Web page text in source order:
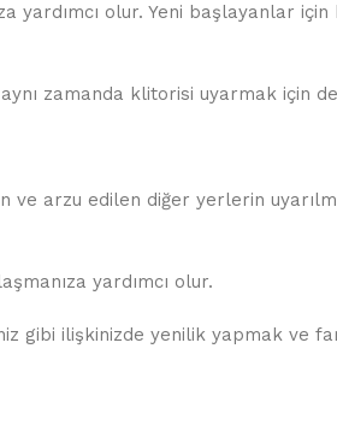
yardımcı olur. Yeni başlayanlar
zamanda klitorisi uyarmak için
arzu edilen diğer yerlerin
yardımcı olur.
gibi ilişkinizde yenilik yapmak ve